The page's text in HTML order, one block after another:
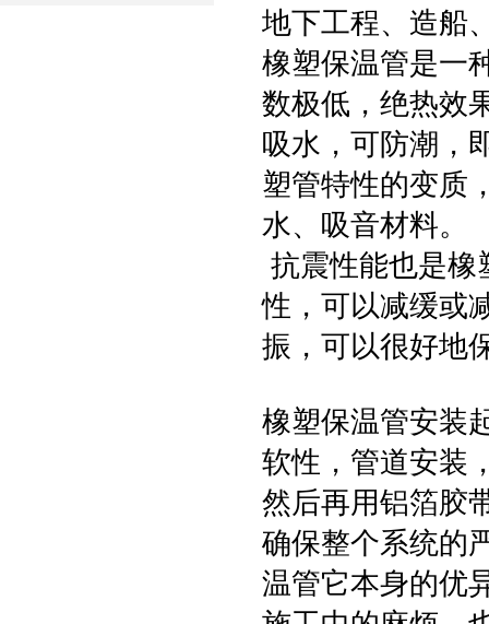
地下工程、造船
橡塑保温管是一
数极低，绝热效
吸水，可防潮，
塑管特性的变质
水、吸音材料。
抗震性能也是橡
性，可以减缓或
振，可以很好地
橡塑保温管安装
软性，管道安装
然后再用铝箔胶
确保整个系统的
温管它本身的优